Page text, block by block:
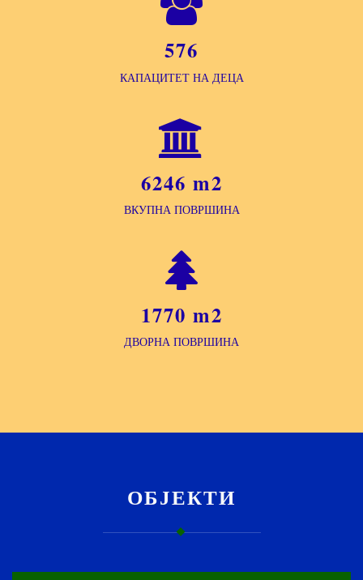
576
КАПАЦИТЕТ НА ДЕЦА
6246 m2
ВКУПНА ПОВРШИНА
1770 m2
ДВОРНА ПОВРШИНА
ОБЈЕКТИ